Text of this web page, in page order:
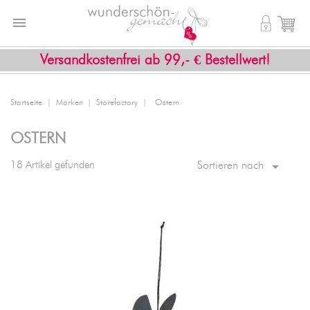
Versandkostenfrei ab 99,- € Bestellwert!
 shopping_cart

Startseite Marken Storefactory Ostern
OSTERN
18 Artikel gefunden Sortieren nach 